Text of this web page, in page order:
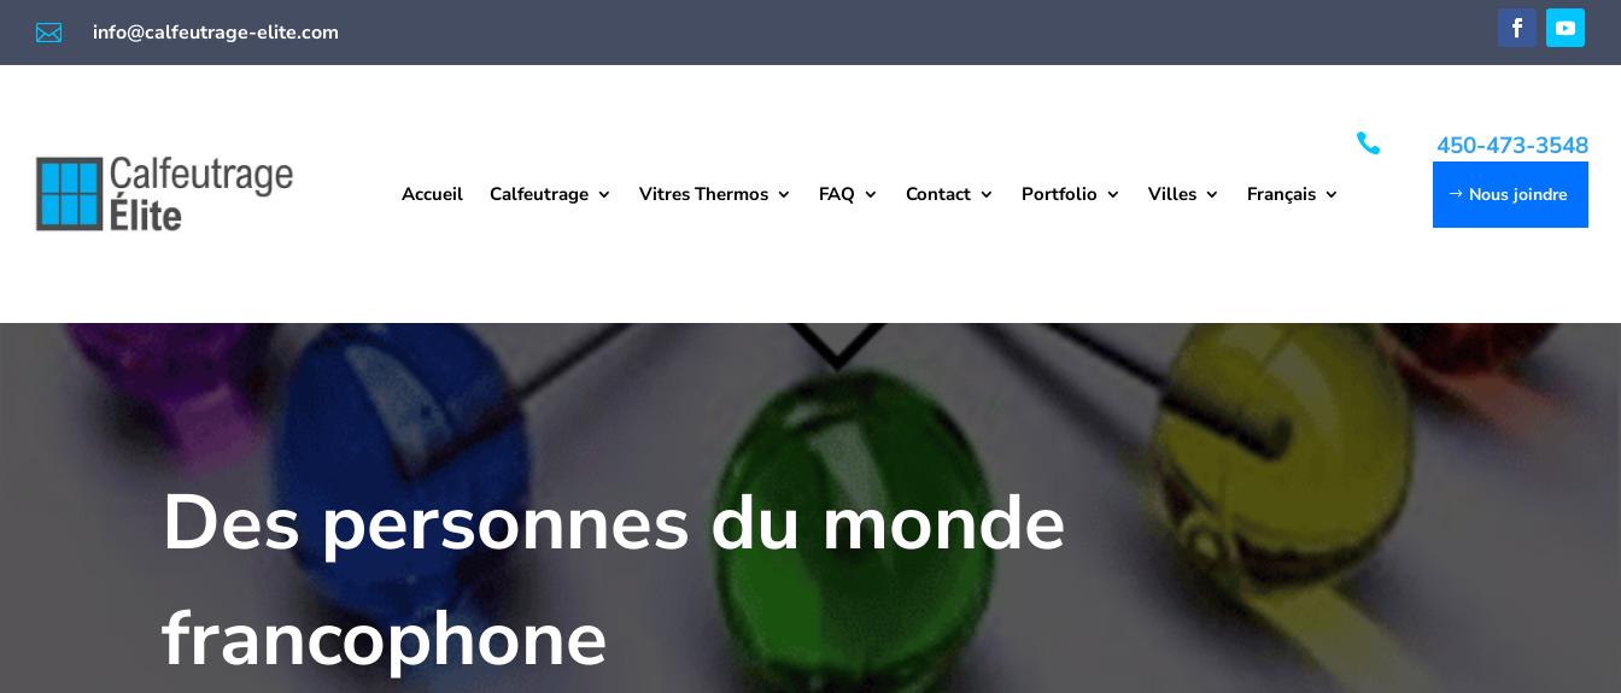
 info@calfeutrage-elite.com
Accueil Calfeutrage Vitres Thermos FAQ Contact Portfolio Villes Français
 450-473-3548
Nous joindre
Des personnes du monde
francophone